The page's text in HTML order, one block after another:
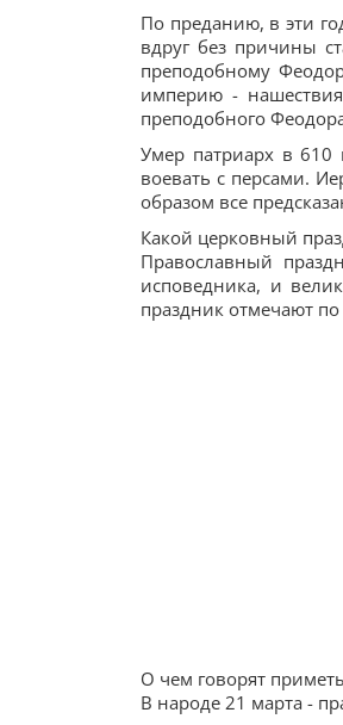
По преданию, в эти
вдруг без причины
преподобному
империю -
преподобного
Умер патриарх в 610
воевать с персами.
образом все
Какой церковный
Православный
исповедника, и
праздник отмечают по
О чем говорят
В народе 21 марта -